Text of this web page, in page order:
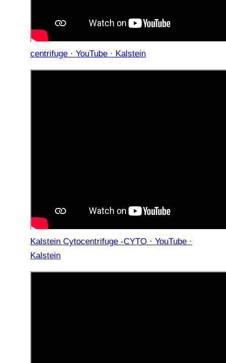
centrifuge · YouTube · Kalstein
Kalstein Cytocentrifuge -CYTO · YouTube ·
Kalstein